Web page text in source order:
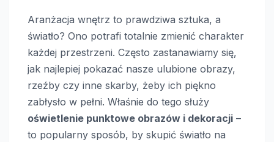
Aranżacja wnętrz to prawdziwa sztuka, a
światło? Ono potrafi totalnie zmienić charakter
każdej przestrzeni. Często zastanawiamy się,
jak najlepiej pokazać nasze ulubione obrazy,
rzeźby czy inne skarby, żeby ich piękno
zabłysło w pełni. Właśnie do tego służy
oświetlenie punktowe obrazów i dekoracji –
to popularny sposób, by skupić światło na